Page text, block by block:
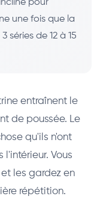
pour
une fois que la
séries de 12 à 15
entraînent le
de poussée. Le
qu'ils n'ont
l'intérieur. Vous
les gardez en
répétition.